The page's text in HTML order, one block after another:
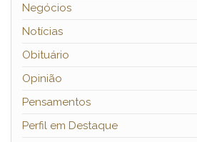
Negócios
Notícias
Obituário
Opinião
Pensamentos
Perfil em Destaque